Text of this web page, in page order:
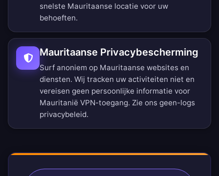
snelste Mauritaanse locatie voor uw
behoeften.
Mauritaanse Privacybescherming
Surf anoniem op Mauritaanse websites en
diensten. Wij tracken uw activiteiten niet en
vereisen geen persoonlijke informatie voor
Mauritanië VPN-toegang. Zie ons geen-logs
privacybeleid.